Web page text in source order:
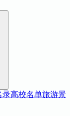
录高校名单旅游景